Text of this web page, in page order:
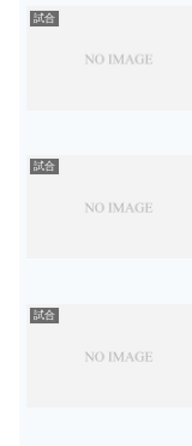
試合
試合
試合